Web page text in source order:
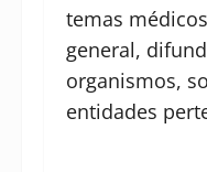
temas
general,
organismos,
entidades